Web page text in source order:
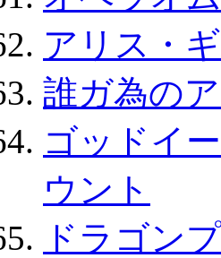
アリス・
誰ガ為の
ゴッドイ
ウント
ドラゴン